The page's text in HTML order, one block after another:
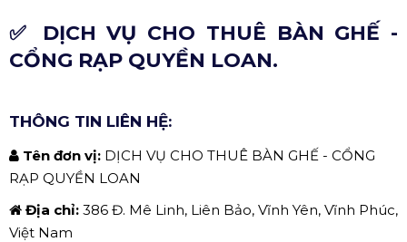
✅ DỊCH VỤ CHO THUÊ BÀN GHẾ -
CỔNG RẠP QUYỀN LOAN.
THÔNG TIN LIÊN HỆ:
Tên đơn vị: DỊCH VỤ CHO THUÊ BÀN GHẾ - CỔNG
RẠP QUYỀN LOAN
Địa chỉ: 386 Đ. Mê Linh, Liên Bảo, Vĩnh Yên, Vĩnh Phúc,
Việt Nam